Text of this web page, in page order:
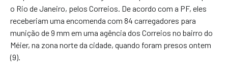
o Rio de Janeiro, pelos Correios. De acordo com a PF, eles
receberiam uma encomenda com 84 carregadores para
munição de 9 mm em uma agência dos Correios no bairro do
Méier, na zona norte da cidade, quando foram presos ontem
(9).